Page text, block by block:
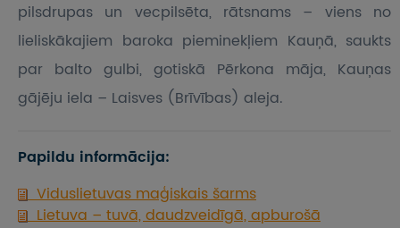
pilsdrupas un vecpilsēta, rātsnams – viens no
lieliskākajiem baroka pieminekļiem Kauņā, saukts
par balto gulbi, gotiskā Pērkona māja, Kauņas
gājēju iela – Laisves (Brīvības) aleja.
Papildu informācija:
Viduslietuvas maģiskais šarms
Lietuva – tuvā, daudzveidīgā, apburošā